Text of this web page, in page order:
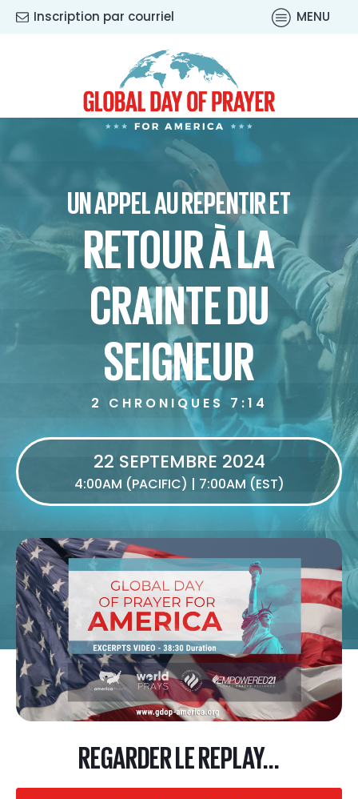
Inscription par courriel MENU
UN APPEL AU REPENTIR ET
RETOUR À LA
CRAINTE DU
SEIGNEUR
2 CHRONIQUES 7:14
22 SEPTEMBRE 2024
4:00AM (PACIFIC) | 7:00AM (EST)
REGARDER LE REPLAY...